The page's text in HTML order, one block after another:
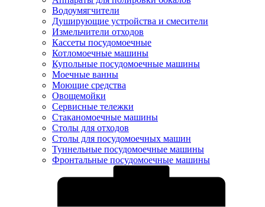
Водоумягчители
Душирующие устройства и смесители
Измельчители отходов
Кассеты посудомоечные
Котломоечные машины
Купольные посудомоечные машины
Моечные ванны
Моющие средства
Овощемойки
Сервисные тележки
Стаканомоечные машины
Столы для отходов
Столы для посудомоечных машин
Туннельные посудомоечные машины
Фронтальные посудомоечные машины